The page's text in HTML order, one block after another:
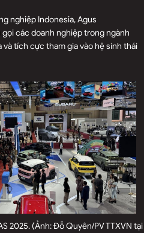
nghiệp Indonesia, Agus
các doanh nghiệp trong ngành
tích cực tham gia vào hệ sinh thái
2025. (Ảnh: Đỗ Quyên/PV TTXVN tại